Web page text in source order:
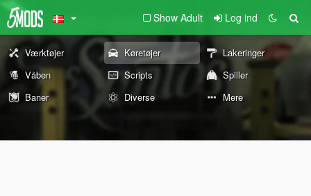
Show Adult Log ind
Værktøjer Køretøjer
Lakeringer
Våben
Scripts
Spiller
Baner
Diverse Mere